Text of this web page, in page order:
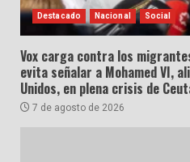
Destacado Nacional Social
Vox carga contra los
evita señalar a Mohamed VI,
Unidos, en plena crisis de
7 de agosto de 2026